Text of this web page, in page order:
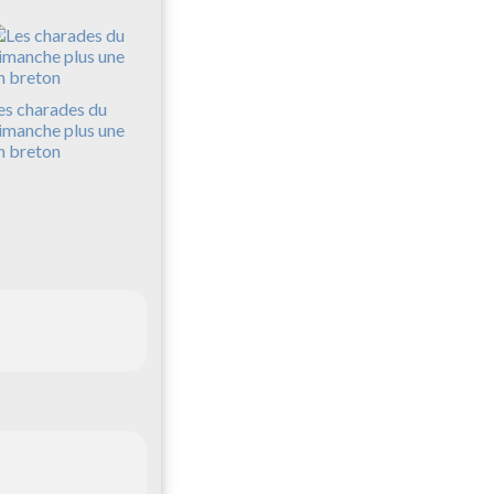
charades du
plus une
breton